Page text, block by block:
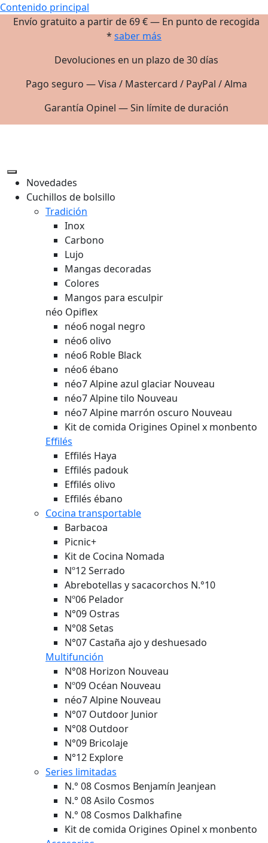
Contenido principal
Envío gratuito a partir de 69 € — En punto de recogida
* saber más
Devoluciones en un plazo de 30 días
Pago seguro — Visa / Mastercard / PayPal / Alma
Garantía Opinel — Sin límite de duración
Novedades
Cuchillos de bolsillo
Tradición
Inox
Carbono
Lujo
Mangas decoradas
Colores
Mangos para esculpir
néo Opiflex
néo6 nogal negro
néo6 olivo
néo6 Roble Black
néo6 ébano
néo7 Alpine azul glaciar Nouveau
néo7 Alpine tilo Nouveau
néo7 Alpine marrón oscuro Nouveau
Kit de comida Origines Opinel x monbento
Effilés
Effilés Haya
Effilés padouk
Effilés olivo
Effilés ébano
Cocina transportable
Barbacoa
Picnic+
Kit de Cocina Nomada
Nº12 Serrado
Abrebotellas y sacacorchos N.°10
Nº06 Pelador
N°09 Ostras
N°08 Setas
N°07 Castaña ajo y deshuesado
Multifunción
N°08 Horizon Nouveau
Nº09 Océan Nouveau
néo7 Alpine Nouveau
N°07 Outdoor Junior
N°08 Outdoor
N°09 Bricolaje
N°12 Explore
Series limitadas
N.° 08 Cosmos Benjamín Jeanjean
N.° 08 Asilo Cosmos
N.° 08 Cosmos Dalkhafine
Kit de comida Origines Opinel x monbento